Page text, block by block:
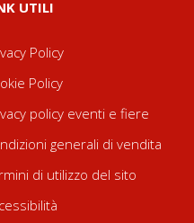
UTILI
Policy
Policy
policy eventi e fiere
generali di vendita
di utilizzo del sito